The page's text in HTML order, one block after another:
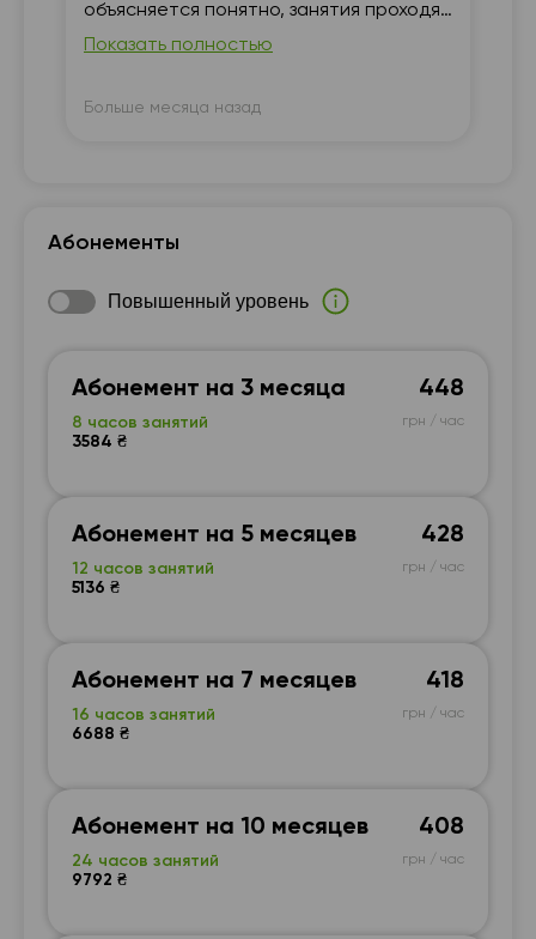
объясняется понятно, занятия проходят
интересно и легко. Ребёнок
занимается с удовольствием, а мы
нас преподавательница — 5 из 5!
Показать полностью
Больше месяца назад
Абонементы
Повышенный уровень
Абонемент на 3 месяца
8 часов занятий
3584 ₴
448
грн / час
Абонемент на 5 месяцев
12 часов занятий
5136 ₴
428
грн / час
Абонемент на 7 месяцев
16 часов занятий
6688 ₴
418
грн / час
Абонемент на 10 месяцев
24 часов занятий
9792 ₴
408
грн / час